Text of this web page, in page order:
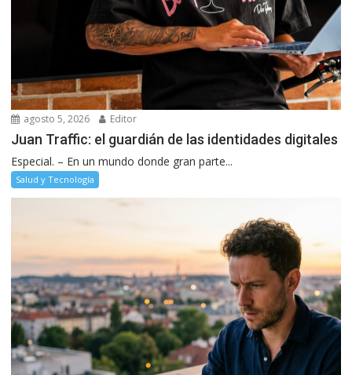
agosto 5, 2026 Editor
Juan Traffic: el guardián de las identidades digitales
Especial. – En un mundo donde gran parte...
Salud y Tecnología